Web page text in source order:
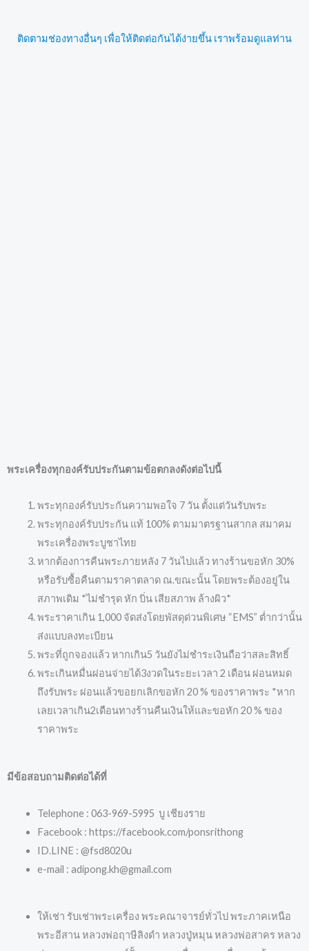
ติดตามช่องทางอื่นๆ เพื่อให้ติดต่อกันได้ง่ายขึ้น เราพร้อมดูแลท่าน
พระเครื่องทุกองค์รับประกันตามข้อตกลงดังต่อไปนี้
พระทุกองค์รับประกันความพอใจ 7 วัน ตั้งแต่วันรับพระ
พระทุกองค์รับประกัน แท้ 100% ตามมาตรฐานสากล สมาคม
พระเครื่องพระบูชาไทย
หากต้องการคืนพระภายหลัง 7 วันไปแล้ว ทางร้านขอหัก 30%
หรือรับซื้อคืนตามราคาตลาด ณ.ขณะนั้น โดยพระต้องอยู่ใน
สภาพเดิม *ไม่ชำรุด หัก บิ่น เสียสภาพ ล้างผิว*
พระราคาเกิน 1,000 จัดส่งโดยพัสดุด่วนพิเศษ “EMS” ต่ำกว่านั้น
ส่งแบบลงทะเบียน
พระที่ถูกจองแล้ว หากเกิน5 วันยังไม่ชำระเงินถือว่าสละสิทธิ์
พระเกินหมื่นผ่อนจ่ายได้3งวดในระยะเวลา 2 เดือน ผ่อนหมด
ถึงรับพระ ผ่อนแล้วขอยกเลิกขอหัก 20 % ของราคาพระ *หาก
เลยเวลาเกิน2เดือนทางร้านคืนเงินให้และขอหัก 20 % ของ
ราคาพระ
มีข้อสอบถามติดต่อได้ที่
Telephone : 063-969-5995 บู เชียงราย
Facebook : https://facebook.com/ponsrithong
ID.LINE : @fsd8020u
e-mail : adipong.kh@gmail.com
ให้เช่า รับเช่าพระเครื่อง พระคณาจารย์ทั่วไป พระภาคเหนือ
พระอีสาน หลวงพ่อฤาษีลิงดำ หลวงปู่หมุน หลวงพ่อสาคร หลวง